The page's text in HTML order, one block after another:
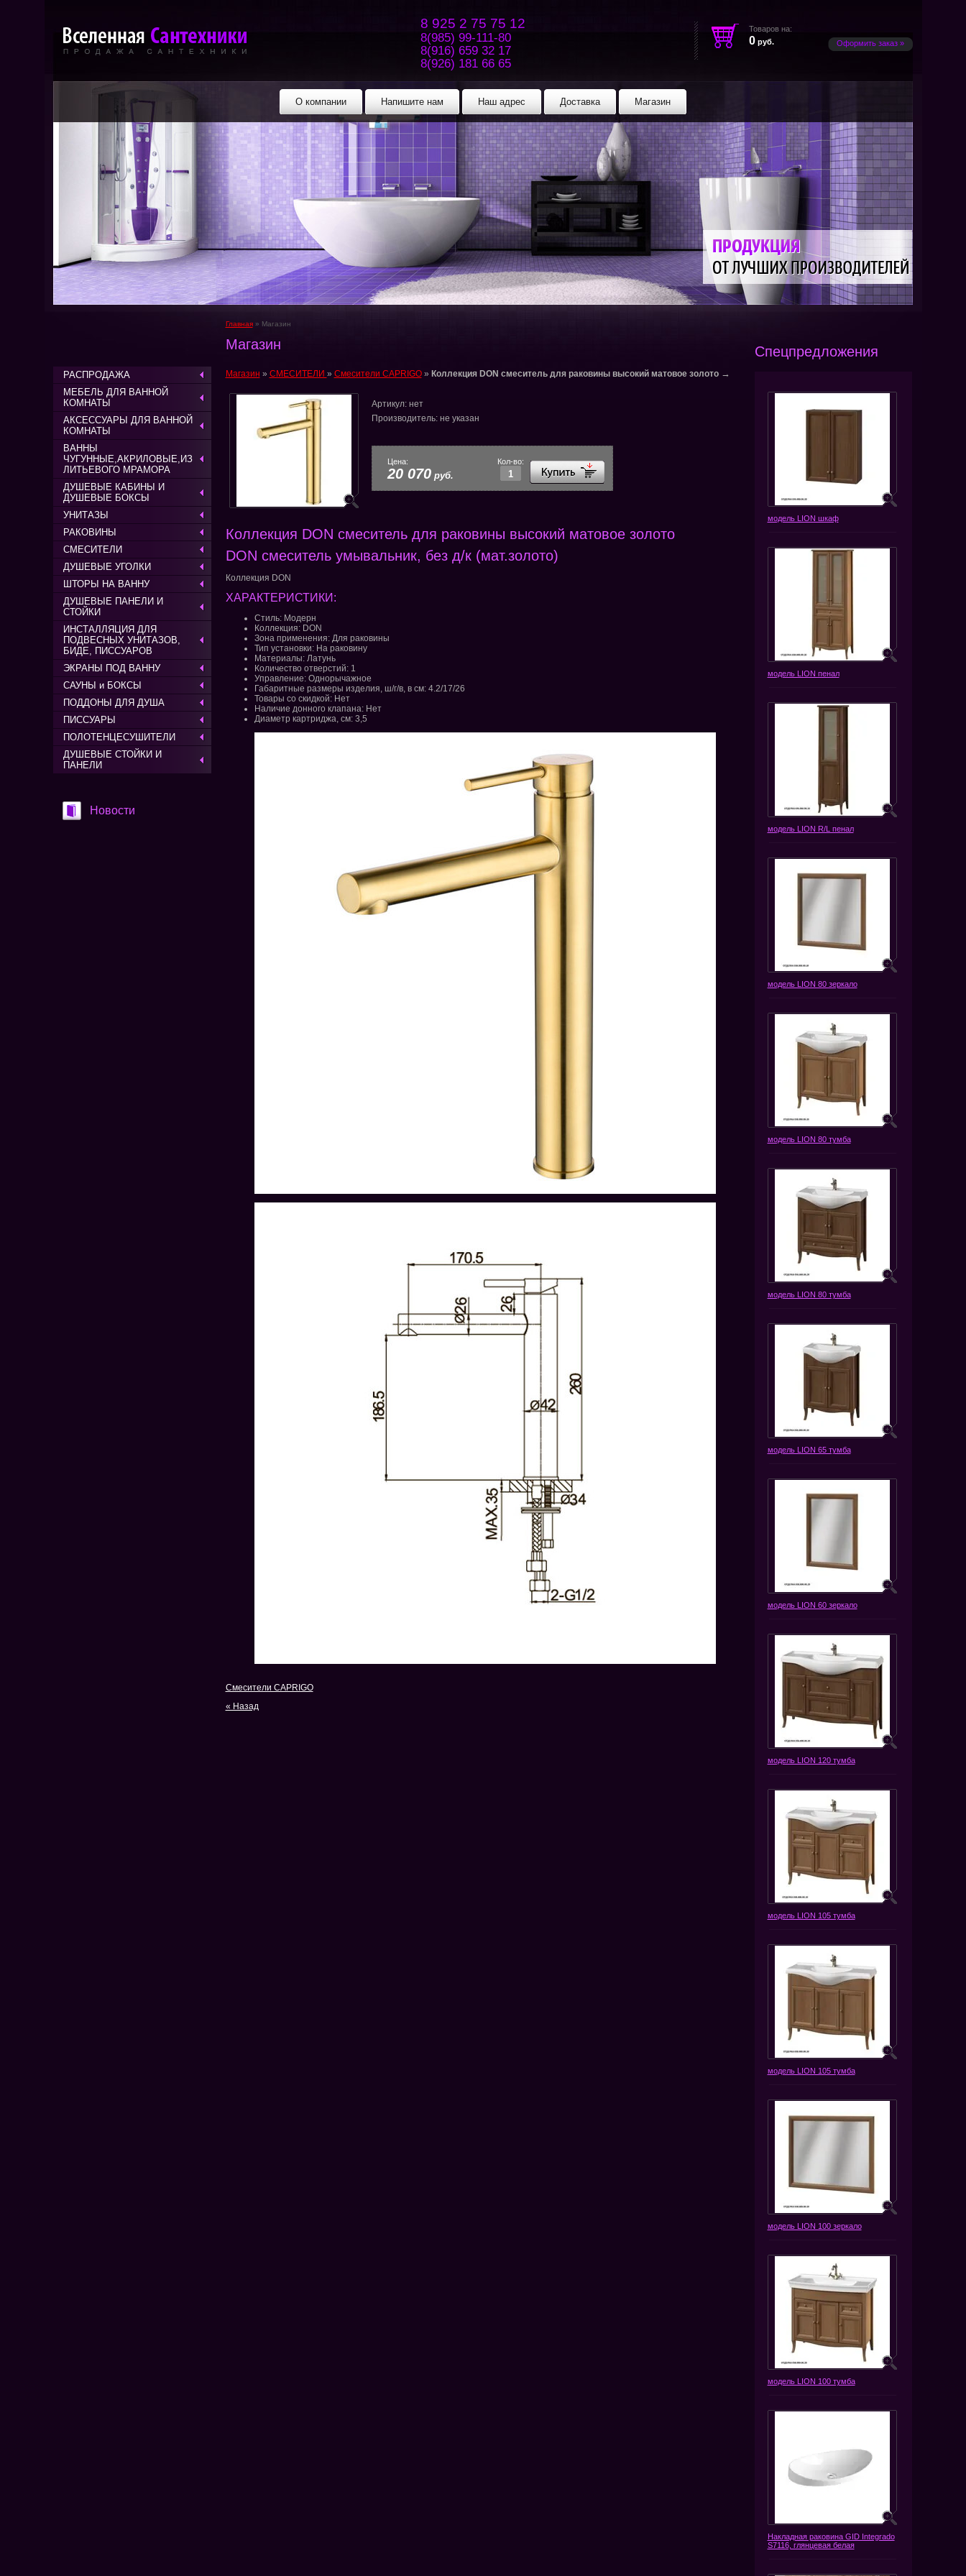
О компании Напишите нам Наш адрес Доставка Магазин
8 925 2 75 75 12
8(985) 99-111-80
8(916) 659 32 17
8(926) 181 66 65
Товаров на:
0руб. Оформить заказ »
РАСПРОДАЖА
МЕБЕЛЬ ДЛЯ ВАННОЙ
КОМНАТЫ
АКСЕССУАРЫ ДЛЯ ВАННОЙ
КОМНАТЫ
ВАННЫ
ЧУГУННЫЕ,АКРИЛОВЫЕ,ИЗ
ЛИТЬЕВОГО МРАМОРА
ДУШЕВЫЕ КАБИНЫ И
ДУШЕВЫЕ БОКСЫ
УНИТАЗЫ
РАКОВИНЫ
СМЕСИТЕЛИ
ДУШЕВЫЕ УГОЛКИ
ШТОРЫ НА ВАННУ
ДУШЕВЫЕ ПАНЕЛИ И
СТОЙКИ
ИНСТАЛЛЯЦИЯ ДЛЯ
ПОДВЕСНЫХ УНИТАЗОВ,
БИДЕ, ПИССУАРОВ
ЭКРАНЫ ПОД ВАННУ
САУНЫ и БОКСЫ
ПОДДОНЫ ДЛЯ ДУША
ПИССУАРЫ
ПОЛОТЕНЦЕСУШИТЕЛИ
ДУШЕВЫЕ СТОЙКИ И
ПАНЕЛИ
Новости
Главная» Магазин
Магазин
Магазин » СМЕСИТЕЛИ » Смесители CAPRIGO» Коллекция DON смеситель для раковины высокий матовое золото →
Артикул: нет
Производитель: не указан
Кол-во:
Цена:
20 070руб.
Коллекция DON смеситель для раковины высокий матовое золото
DON смеситель умывальник, без д/к (мат.золото)
Коллекция DON
ХАРАКТЕРИСТИКИ:
Стиль: Модерн
Коллекция: DON
Зона применения: Для раковины
Тип установки: На раковину
Материалы: Латунь
Количество отверстий: 1
Управление: Однорычажное
Габаритные размеры изделия, ш/г/в, в см: 4.2/17/26
Товары со скидкой: Нет
Наличие донного клапана: Нет
Диаметр картриджа, см: 3,5
Смесители CAPRIGO
« Назад
Спецпредложения
модель LION шкаф
модель LION пенал
модель LION R/L пенал
модель LION 80 зеркало
модель LION 80 тумба
модель LION 80 тумба
модель LION 65 тумба
модель LION 60 зеркало
модель LION 120 тумба
модель LION 105 тумба
модель LION 105 тумба
модель LION 100 зеркало
модель LION 100 тумба
Накладная раковина GID Integrado
S7116, глянцевая белая